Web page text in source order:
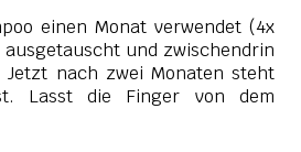
einen Monat verwendet (4x
ausgetauscht und zwischendrin
nach zwei Monaten steht
Lasst die Finger von dem